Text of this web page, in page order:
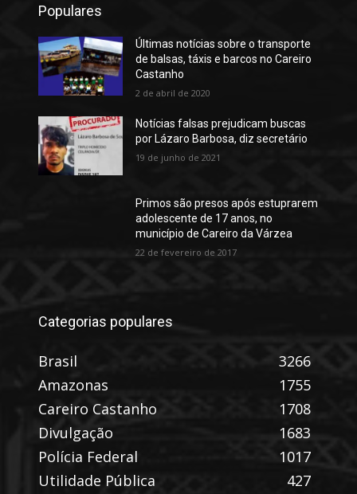
Populares
Últimas notícias sobre o transporte
de balsas, táxis e barcos no Careiro
Castanho
2 de abril de 2020
Notícias falsas prejudicam buscas
por Lázaro Barbosa, diz secretário
19 de junho de 2021
Primos são presos após estuprarem
adolescente de 17 anos, no
município de Careiro da Várzea
22 de fevereiro de 2017
Categorias populares
Brasil
3266
Amazonas
1755
Careiro Castanho
1708
Divulgação
1683
Polícia Federal
1017
Utilidade Pública
427